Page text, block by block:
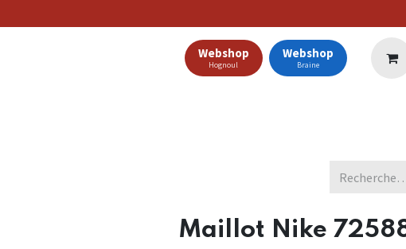
Webshop
Hognoul
Webshop
Braine
Maillot Nike